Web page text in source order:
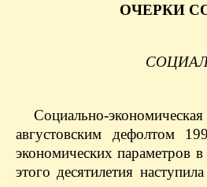
ОЧЕРКИ
Социально-
августовским дефолтом
экономических параметров
этого десятилетия